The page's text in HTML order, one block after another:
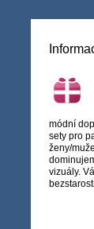
módní
sety pro
ženy/
vizuály.